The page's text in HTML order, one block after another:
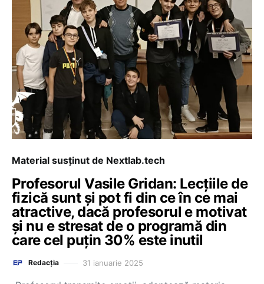
Material susținut de Nextlab.tech
Profesorul Vasile Gridan: Lecțiile de
fizică sunt și pot fi din ce în ce mai
atractive, dacă profesorul e motivat
și nu e stresat de o programă din
care cel puțin 30% este inutil
Redacția 31 ianuarie 2025